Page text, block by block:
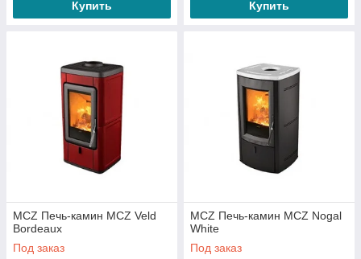
Купить Купить
MCZ Печь-камин MCZ Veld
Bordeaux
Под заказ
MCZ Печь-камин MCZ Nogal
White
Под заказ